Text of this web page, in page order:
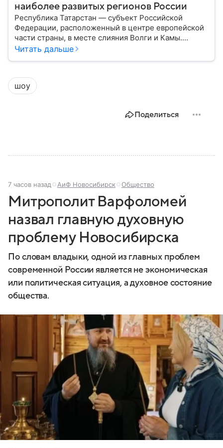
наиболее развитых регионов России
Республика Татарстан — субъект Российской
Федерации, расположенный в центре европейской
части страны, в месте слияния Волги и Камы.
Регион считается одним из ведущих
промышленностью, богатым историческим
наследием, многонациональным населением и
столицей — Казанью. Собрали все самое главное.
Читать дальше
шоу
Поделиться
7 часов назад АиФ Новосибирск Общество
Митрополит Варфоломей
назвал главную духовную
проблему Новосибирска
По словам владыки, одной из главных проблем
современной России является не экономическая
или политическая ситуация, а духовное состояние
общества.